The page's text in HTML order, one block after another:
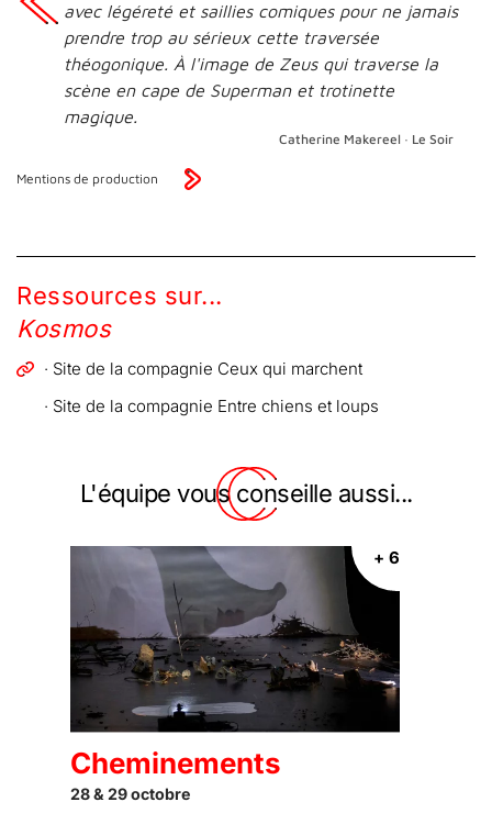
avec légéreté et saillies comiques pour ne jamais
prendre trop au sérieux cette traversée
théogonique. À l'image de Zeus qui traverse la
scène en cape de Superman et trotinette
magique.
Catherine Makereel · Le Soir
Mentions de production
Ressources sur...
Kosmos
· Site de la compagnie Ceux qui marchent
· Site de la compagnie Entre chiens et loups
L'équipe vous conseille aussi...
+ 6
Cheminements
28 & 29 octobre